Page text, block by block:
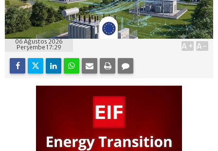
06 Ağustos 2026
Perşembe 17:29
A+ A-